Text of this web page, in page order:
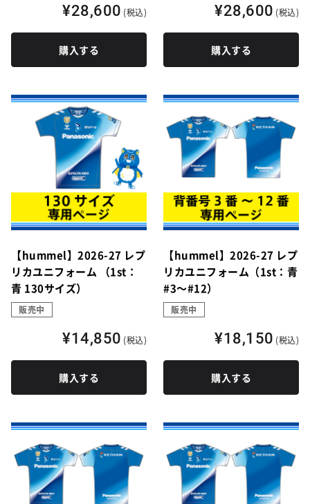
¥28,600 (税込)
購入する
¥28,600 (税込)
購入する
【hummel】2026-27 レプ
リカユニフォーム （1st：
青 130サイズ）
販売中
¥14,850 (税込)
購入する
【hummel】2026-27 レプ
リカユニフォーム（1st：青
#3～#12）
販売中
¥18,150 (税込)
購入する